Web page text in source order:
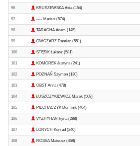
96 KRUSZEWSKA Asia (154)
97 ---- Marius (574)
98 TARACHA Adam (145)
99 OWCZARZ Damian (551)
100 STĘSIK Łukasz (581)
101 KOMOREK Justyna (241)
102 POZNAŃ Szymon (130)
103 OBST Anna (478)
104 ŁUSZCZYKIEWICZ Marek (508)
105 PIECHACZYK Dominik (464)
106 VYZHYHAN Iryna (288)
107 LORYCH Konrad (240)
108 ROSSA Mateusz (458)